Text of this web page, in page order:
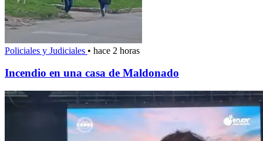
Policiales y Judiciales • hace 2 horas
Incendio en una casa de Maldonado